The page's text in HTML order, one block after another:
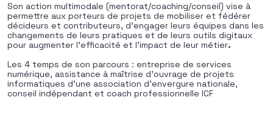
Son action multimodale (mentorat/coaching/conseil) vise à
permettre aux porteurs de projets de mobiliser et fédérer
décideurs et contributeurs, d’engager leurs équipes dans les
changements de leurs pratiques et de leurs outils digitaux
pour augmenter l’efficacité et l’impact de leur métier.
Les 4 temps de son parcours : entreprise de services
numérique, assistance à maîtrise d’ouvrage de projets
informatiques d’une association d’envergure nationale,
conseil indépendant et coach professionnelle ICF